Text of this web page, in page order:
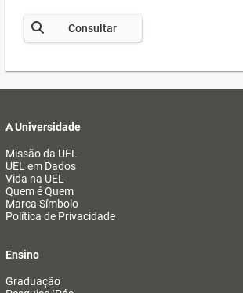
Consultar
A Universidade
Missão da UEL
UEL em Dados
Vida na UEL
Quem é Quem
Marca Símbolo
Política de Privacidade
Ensino
Graduação